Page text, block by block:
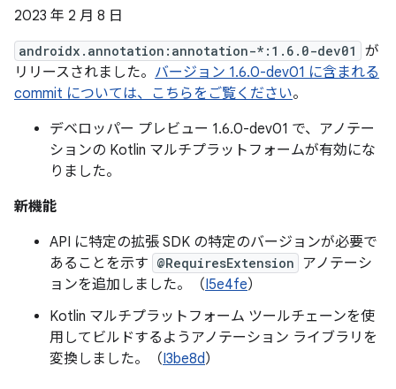
2023 年 2 月 8 日
androidx.annotation:annotation-*:1.6.0-dev01
が
リリースされました。 バージョン 1.6.0-dev01 に含まれる
commit については、こちらをご覧ください。
デベロッパー プレビュー 1.6.0-dev01 で、アノテー
ションの Kotlin マルチプラットフォームが有効にな
りました。
新機能
API に特定の拡張 SDK の特定のバージョンが必要で
あることを示す @RequiresExtension アノテーシ
ョンを追加しました。（I5e4fe）
Kotlin マルチプラットフォーム ツールチェーンを使
用してビルドするようアノテーション ライブラリを
変換しました。（I3be8d）